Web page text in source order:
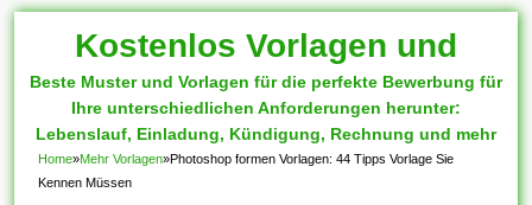
Kostenlos Vorlagen und
Muster
Beste Muster und Vorlagen für die perfekte Bewerbung für
Ihre unterschiedlichen Anforderungen herunter:
Lebenslauf, Einladung, Kündigung, Rechnung und mehr
Home»Mehr Vorlagen»Photoshop formen Vorlagen: 44 Tipps Vorlage Sie
Kennen Müssen